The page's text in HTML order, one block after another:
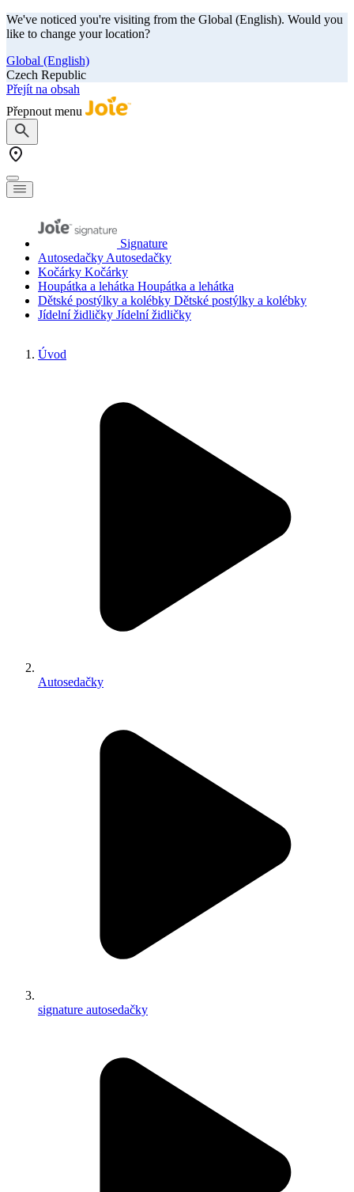
We've noticed you're visiting from the Global (English). Would you
like to change your location?
Global (English)
Czech Republic
Přejít na obsah
Přepnout menu
Signature
Autosedačky Autosedačky
Kočárky Kočárky
Houpátka a lehátka Houpátka a lehátka
Dětské postýlky a kolébky Dětské postýlky a kolébky
Jídelní židličky Jídelní židličky
Úvod
Autosedačky
signature autosedačky